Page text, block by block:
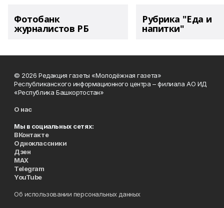
Фотобанк
журналистов РБ
Рубрика "Еда и
напитки"
© 2026 Редакция газеты «Молодёжная газета»
Республиканского информационного центра – филиала АО ИД
«Республика Башкортостан»
О нас
Мы в социальных сетях:
ВКонтакте
Одноклассники
Дзен
MAX
Telegram
YouTube
Об использовании персональных данных